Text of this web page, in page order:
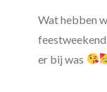
Wat hebben
er bij was